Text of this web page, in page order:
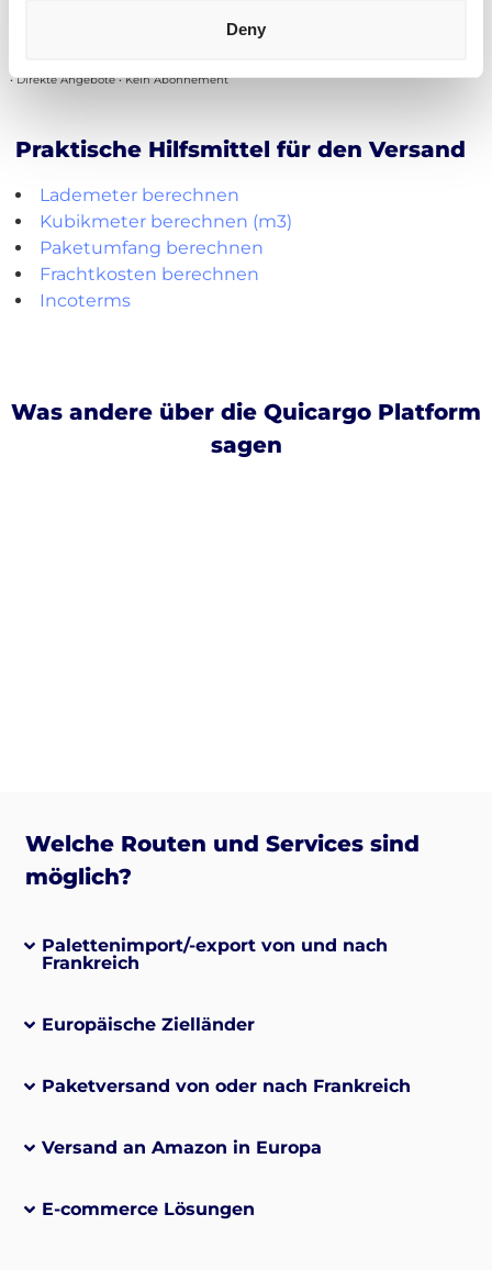
Deny
Kostenlos registrieren
• Direkte Angebote • Kein Abonnement
Praktische Hilfsmittel für den Versand
Lademeter berechnen
Kubikmeter berechnen (m3)
Paketumfang berechnen
Frachtkosten berechnen
Incoterms
Was andere über die Quicargo Platform
sagen
Welche Routen und Services sind
möglich?
Palettenimport/-export von und nach
Frankreich
Europäische Zielländer
Paketversand von oder nach Frankreich
Versand an Amazon in Europa
E-commerce Lösungen